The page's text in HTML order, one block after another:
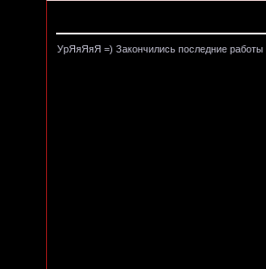
УрЯяЯяЯ =) Закончились последние работы